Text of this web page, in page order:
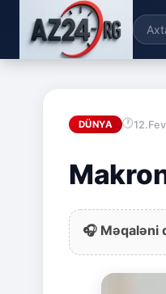
DÜNYA
🎧 Məqaləni